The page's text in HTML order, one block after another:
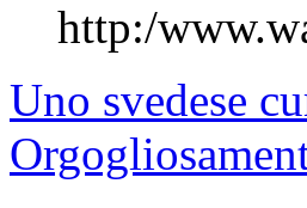
http:/
Uno svedese